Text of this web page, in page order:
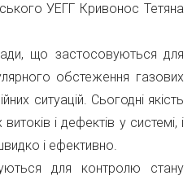
УЕГГ Кривонос Тетяна
що застосовуються для
обстеження газових
ситуацій. Сьогодні якість
і дефектів у системі, і
і ефективно.
для контролю стану